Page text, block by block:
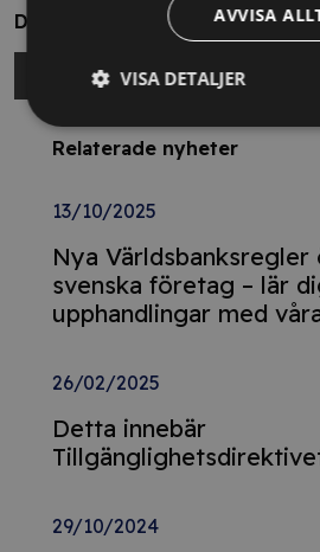
Dela
Relaterade nyheter
13/10/2025
Nya
svenska företag – lär
upphandlingar med
26/02/2025
Detta innebär
29/10/2024
AVVISA
VISA DETALJER